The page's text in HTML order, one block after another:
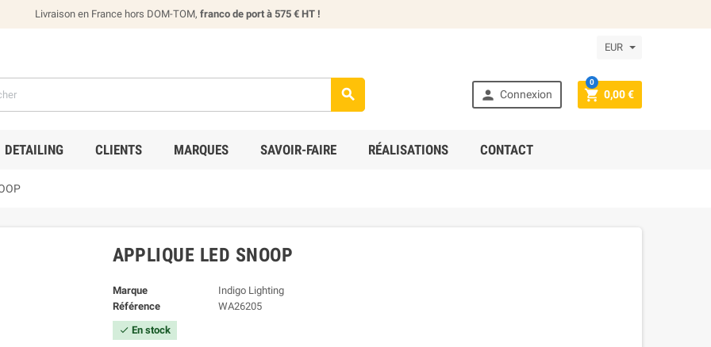
Livraison en France hors DOM-TOM, franco de port à 575 € HT !
EUR
  Connexion  0,00 €
0
DETAILING CLIENTS MARQUES SAVOIR-FAIRE RÉALISATIONS CONTACT
APPLIQUE LED SNOOP
Marque
Indigo Lighting
Référence
WA26205
 En stock